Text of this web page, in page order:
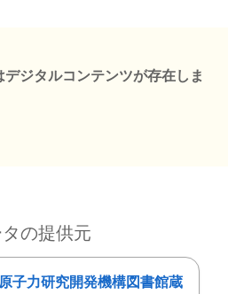
デジタルコンテンツが存在しま
の提供元
子力研究開発機構図書館蔵